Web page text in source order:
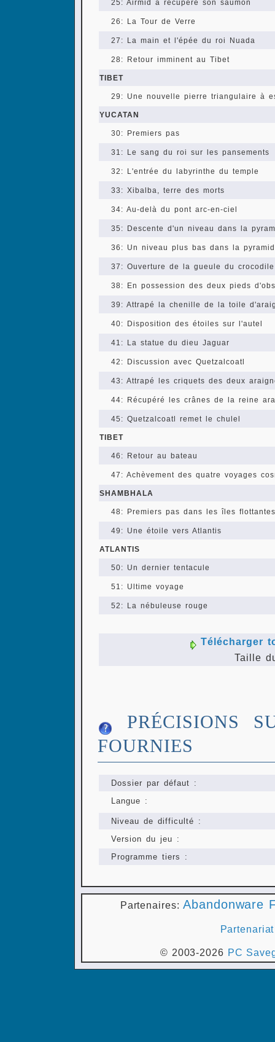
25: Airmid a récupéré son saumon
26: La Tour de Verre
27: La main et l'épée du roi Nuada
28: Retour imminent au Tibet
TIBET
29: Une nouvelle pierre triangulaire à
YUCATAN
30: Premiers pas
31: Le sang du roi sur les pansements
32: L'entrée du labyrinthe du temple
33: Xibalba, terre des morts
34: Au-delà du pont arc-en-ciel
35: Descente d'un niveau dans la
36: Un niveau plus bas dans la
37: Ouverture de la gueule du crocodile
38: En possession des deux pieds
39: Attrapé la chenille de la toile
40: Disposition des étoiles sur l'autel
41: La statue du dieu Jaguar
42: Discussion avec Quetzalcoatl
43: Attrapé les criquets des deux
44: Récupéré les crânes de la reine
45: Quetzalcoatl remet le chulel
TIBET
46: Retour au bateau
47: Achèvement des quatre voyages
SHAMBHALA
48: Premiers pas dans les îles flottantes
49: Une étoile vers Atlantis
ATLANTIS
50: Un dernier tentacule
51: Ultime voyage
52: La nébuleuse rouge
Télécharger
Taille
PRÉCISIONS
FOURNIES
Dossier par défaut :
Langue :
Niveau de difficulté :
Version du jeu :
Programme tiers :
Partenaires:Abandonware
Partenariat
© 2003-2026 PC